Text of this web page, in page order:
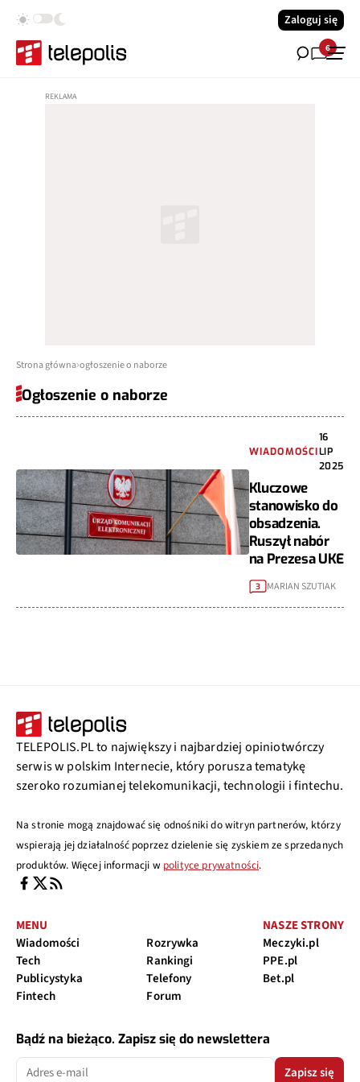
Zaloguj się
6
Strona główna ogłoszenie o naborze
Ogłoszenie o naborze
WIADOMOŚCI
16
LIP
2025
Kluczowe
stanowisko do
obsadzenia.
Ruszył nabór
na Prezesa UKE
3 MARIAN SZUTIAK
TELEPOLIS.PL to największy i najbardziej opiniotwórczy
serwis w polskim Internecie, który porusza tematykę
szeroko rozumianej telekomunikacji, technologii i fintechu.
Na stronie mogą znajdować się odnośniki do witryn partnerów, którzy
wspierają jej działalność poprzez dzielenie się zyskiem ze sprzedanych
produktów. Więcej informacji w polityce prywatności.
MENU
Wiadomości
Tech
Publicystyka
Fintech
Rozrywka
Rankingi
Telefony
Forum
NASZE STRONY
Meczyki.pl
PPE.pl
Bet.pl
Bądź na bieżąco. Zapisz się do newslettera
Zapisz się